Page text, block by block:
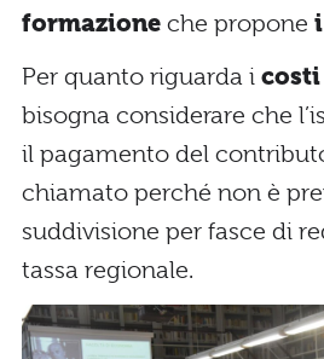
formazione che propone
Per quanto riguarda i costi
bisogna considerare che
il pagamento del
chiamato perché non è
suddivisione per fasce di
tassa regionale.